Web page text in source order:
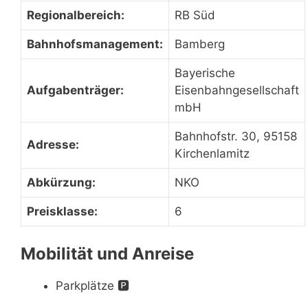
Regionalbereich: RB Süd
Bahnhofsmanagement: Bamberg
Aufgabenträger:
Bayerische
Eisenbahngesellschaft
mbH
Adresse:
Bahnhofstr. 30, 95158
Kirchenlamitz
Abkürzung: NKO
Preisklasse: 6
Mobilität und Anreise
Parkplätze 🅿️